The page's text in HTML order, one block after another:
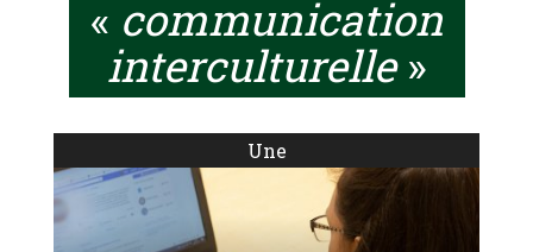
« communication
interculturelle»
Une